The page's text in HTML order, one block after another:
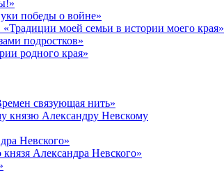
победы о войне»
моей семьи в истории моего края»
подростков»
родного края»
связующая нить»
князю Александру Невскому
Невского»
Александра Невского»